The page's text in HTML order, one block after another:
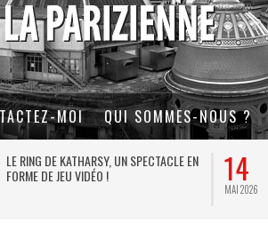
MOI QUI SOMMES-NOUS ?
LE RING DE KATHARSY, UN SPECTACLE EN
FORME DE JEU VIDÉO !
14
MAI 2026